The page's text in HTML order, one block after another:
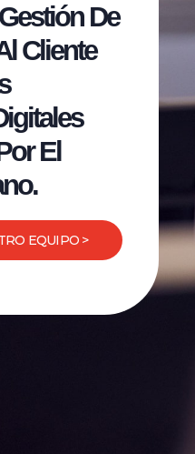
De
Cliente
El
EQUIPO >